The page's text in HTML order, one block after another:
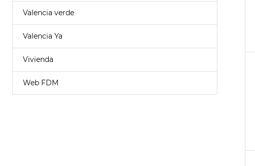
Valencia verde
Valencia Ya
Vivienda
Web FDM